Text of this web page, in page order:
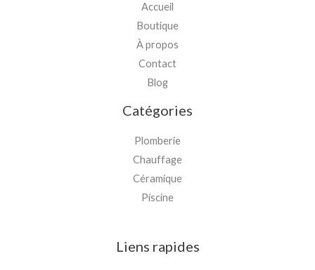
Accueil
Boutique
À propos
Contact
Blog
Catégories
Plomberie
Chauffage
Céramique
Piscine
Liens rapides